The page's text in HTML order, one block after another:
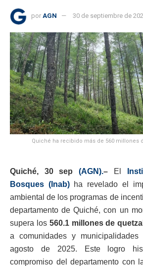
por AGN 30 de septiembre de
Quiché ha recibido más de 560 millones
Quiché, 30 sep (AGN).– El
Bosques (Inab)ha revelado el
ambiental de los programas de
departamento de Quiché, con un
supera los 560.1 millones de
a comunidades y municipalidades
agosto de 2025. Este logro
compromiso del departamento con